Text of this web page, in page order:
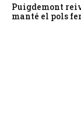
Puigdemont
manté el pols